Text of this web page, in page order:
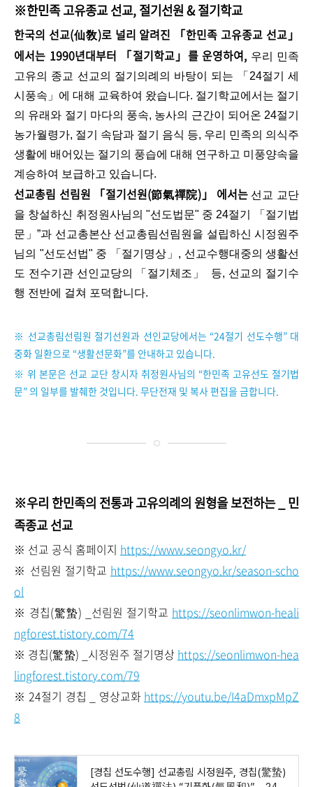
※한민족 고유종교 선교, 절기선원 & 절기학교
한국의 선교(仙敎)로 널리 알려진 「한민족 고유종교 선교」
에서는 1990년대부터 「절기학교」를 운영하여, 우리 민족
고유의 종교 선교의 절기의례의 바탕이 되는 「24절기 세
시풍속」에 대해 교육하여 왔습니다. 절기학교에서는 절기
의 유래와 절기 마다의 풍속, 농사의 근간이 되어온 24절기
농가월령가, 절기 속담과 절기 음식 등, 우리 민족의 의식주
생활에 배어있는 절기의 풍습에 대해 연구하고 미풍양속을
계승하여 보급하고 있습니다.
선교총림 선림원 「절기선원(節氣禪院)」 에서는선교 교단
을 창설하신 취정원사님의 "선도법문" 중 24절기 「절기법
문」”과 선교총본산 선교총림선림원을 설립하신 시정원주
님의 "선도선법" 중 「절기명상」, 선교수행대중의 생활선
도 전수기관 선인교당의 「절기체조」 등, 선교의 절기수
행 전반에 걸쳐 포덕합니다.
※ 선교총림선림원 절기선원과 선인교당에서는 “24절기 선도수행” 대
중화 일환으로 “생활선문화”를 안내하고 있습니다.
※ 위 본문은 선교 교단 창시자 취정원사님의 “한민족 고유선도 절기법
문” 의 일부를 발췌한 것입니다. 무단전재 및 복사 편집을 금합니다.
※우리 한민족의 전통과 고유의례의 원형을 보전하는 _ 민
족종교 선교
※ 선교 공식 홈페이지 https://www.seongyo.kr/
※ 선림원 절기학교 https://www.seongyo.kr/season-scho
ol
※ 경칩(驚蟄) _선림원 절기학교 https://seonlimwon-heali
ngforest.tistory.com/74
※ 경칩(驚蟄) _시정원주 절기명상 https://seonlimwon-hea
lingforest.tistory.com/79
※ 24절기 경칩 _ 영상교화 https://youtu.be/I4aDmxpMpZ
8
[경칩 선도수행] 선교총림 시정원주, 경칩(驚蟄)